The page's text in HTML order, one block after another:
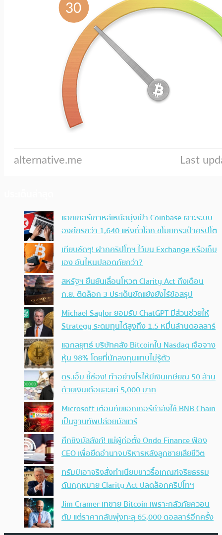
แฮกเกอร์เกาหลีเหนือมุ่งเป้า Coinbase เจาะระบบ
องค์กรกว่า 1,640 แห่งทั่วโลก ขโมยกระเป๋าคริปโต
เทียบชัดๆ! ฝากคริปโทฯ ไว้บน Exchange หรือเก็บ
เอง อันไหนปลอดภัยกว่า?
สหรัฐฯ ยืนยันเลื่อนโหวต Clarity Act ถึงเดือน
ก.ย. ติดล็อก 3 ประเด็นขัดแย้งยังไร้ข้อสรุป
Michael Saylor ยอมรับ ChatGPT มีส่วนช่วยให้
Strategy ระดมทุนได้สูงถึง 1.5 หมื่นล้านดอลลาร์
แฉกลยุทธ์ บริษัทคลัง Bitcoinใน Nasdaq เจือจาง
หุ้น 98% โดยที่นักลงทุนแทบไม่รู้ตัว
ดร.เอ็ม ชี้ช่อง! ทำอย่างไรให้มีเงินเกษียณ 50 ล้าน
ด้วยเงินเดือนละแค่ 5,000 บาท
Microsoft เตือนภัยแฮกเกอร์กำลังใช้ BNB Chain
เป็นฐานทัพปล่อยมัลแวร์
ศึกชิงบัลลังก์! แม่ผู้ก่อตั้ง Ondo Finance ฟ้อง
CEO เพื่อยึดอำนาจบริหารหลังลูกชายเสียชีวิต
ทรัมป์เอาจริง สั่งทำเนียบขาวรื้อเกณฑ์จริยธรรม
ดันกฎหมาย Clarity Act ปลดล็อกคริปโทฯ
Jim Cramer เทขาย Bitcoin เพราะกลัวภัยควอน
ตัม แต่ราคากลับพุ่งทะลุ 65,000 ดอลลาร์อีกครั้ง